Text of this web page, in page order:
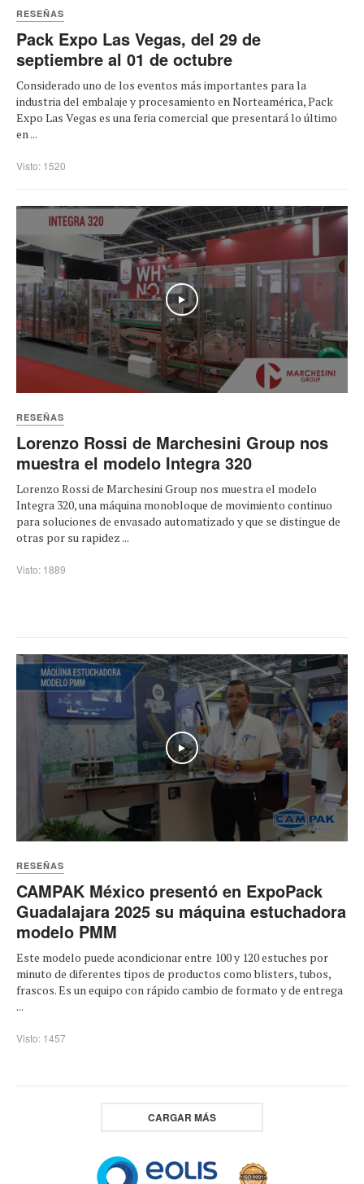
RESEÑAS
Pack Expo Las Vegas, del 29 de
septiembre al 01 de octubre
Considerado uno de los eventos más importantes para la
industria del embalaje y procesamiento en Norteamérica, Pack
Expo Las Vegas es una feria comercial que presentará lo último
en ...
Visto: 1520
Play
RESEÑAS
Lorenzo Rossi de Marchesini Group nos
muestra el modelo Integra 320
Lorenzo Rossi de Marchesini Group nos muestra el modelo
Integra 320, una máquina monobloque de movimiento continuo
para soluciones de envasado automatizado y que se distingue de
otras por su rapidez ...
Visto: 1889
Play
RESEÑAS
CAMPAK México presentó en ExpoPack
Guadalajara 2025 su máquina estuchadora
modelo PMM
Este modelo puede acondicionar entre 100 y 120 estuches por
minuto de diferentes tipos de productos como blisters, tubos,
frascos. Es un equipo con rápido cambio de formato y de entrega
...
Visto: 1457
CARGAR MÁS